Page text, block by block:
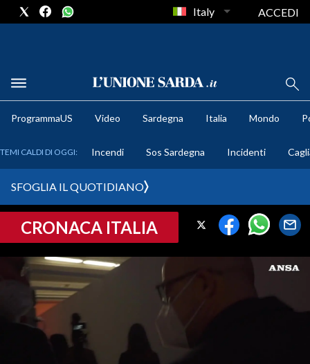
METEO
CRONACA SARDEGNA
PROVINCIA DI CAGLIARI
SULCIS IGLESIENTE
MEDIO CAMPIDANO
ORISTANO E PROVINCIA
SASSARI E PROVINCIA
Italy ACCEDI
ProgrammaUS Video Sardegna Italia Mondo
TEMI CALDI DI OGGI: Incendi Sos Sardegna Incidenti
SFOGLIA IL QUOTIDIANO
CRONACA ITALIA